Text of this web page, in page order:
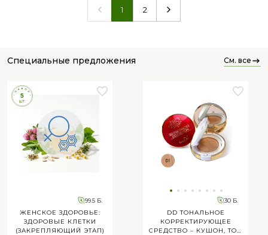
1 2
специальные предложения см. все
99.5 Б.
ЖЕНСКОЕ ЗДОРОВЬЕ:
ЗДОРОВЫЕ КЛЕТКИ
(ЗАКРЕПЛЯЮЩИЙ ЭТАП)
30 Б.
DD ТОНАЛЬНОЕ
КОРРЕКТИРУЮЩЕЕ
СРЕДСТВО – КУШОН, ТОН